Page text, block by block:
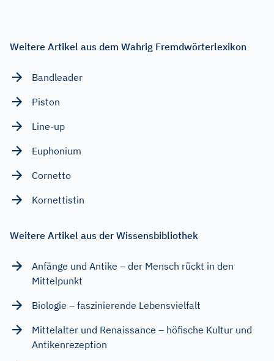
Weitere Artikel aus dem Wahrig Fremdwörterlexikon
Bandleader
Piston
Line-up
Euphonium
Cornetto
Kornettistin
Weitere Artikel aus der Wissensbibliothek
Anfänge und Antike – der Mensch rückt in den
Mittelpunkt
Biologie – faszinierende Lebensvielfalt
Mittelalter und Renaissance – höfische Kultur und
Antikenrezeption